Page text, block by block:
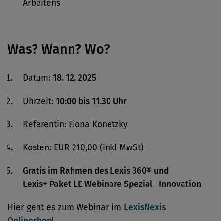
Arbeitens
Was? Wann? Wo?
Datum: 18. 12. 2025
Uhrzeit: 10:00 bis 11.30 Uhr
Referentin: Fiona Konetzky
Kosten: EUR 210,00 (inkl MwSt)
Gratis im Rahmen des Lexis 360® und
Lexis+ Paket LE Webinare Spezial– Innovation
Hier geht es zum Webinar im LexisNexis